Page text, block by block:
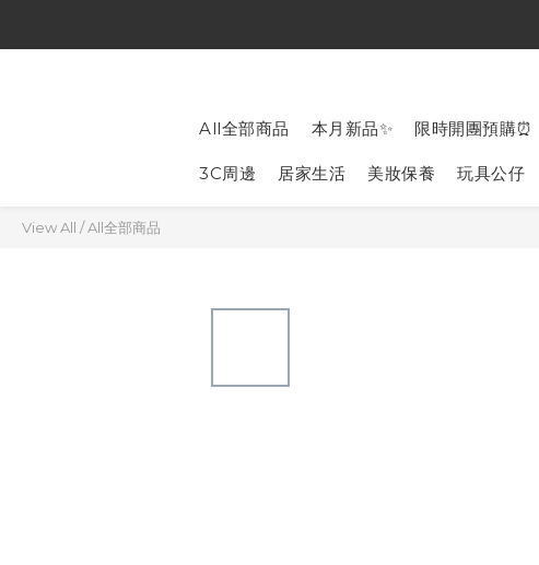
All全部商品 本月新品✨ 限時開團預購⏰
3C周邊 居家生活 美妝保養 玩具公仔
View All /All全部商品